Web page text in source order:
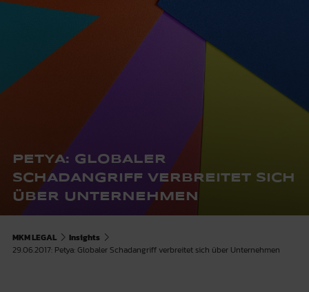
PETYA: GLOBALER
SCHADANGRIFF VERBREITET SICH
ÜBER UNTERNEHMEN
MKM LEGAL
Insights
29.06.2017: Petya: Globaler Schadangriff verbreitet sich über Unternehmen